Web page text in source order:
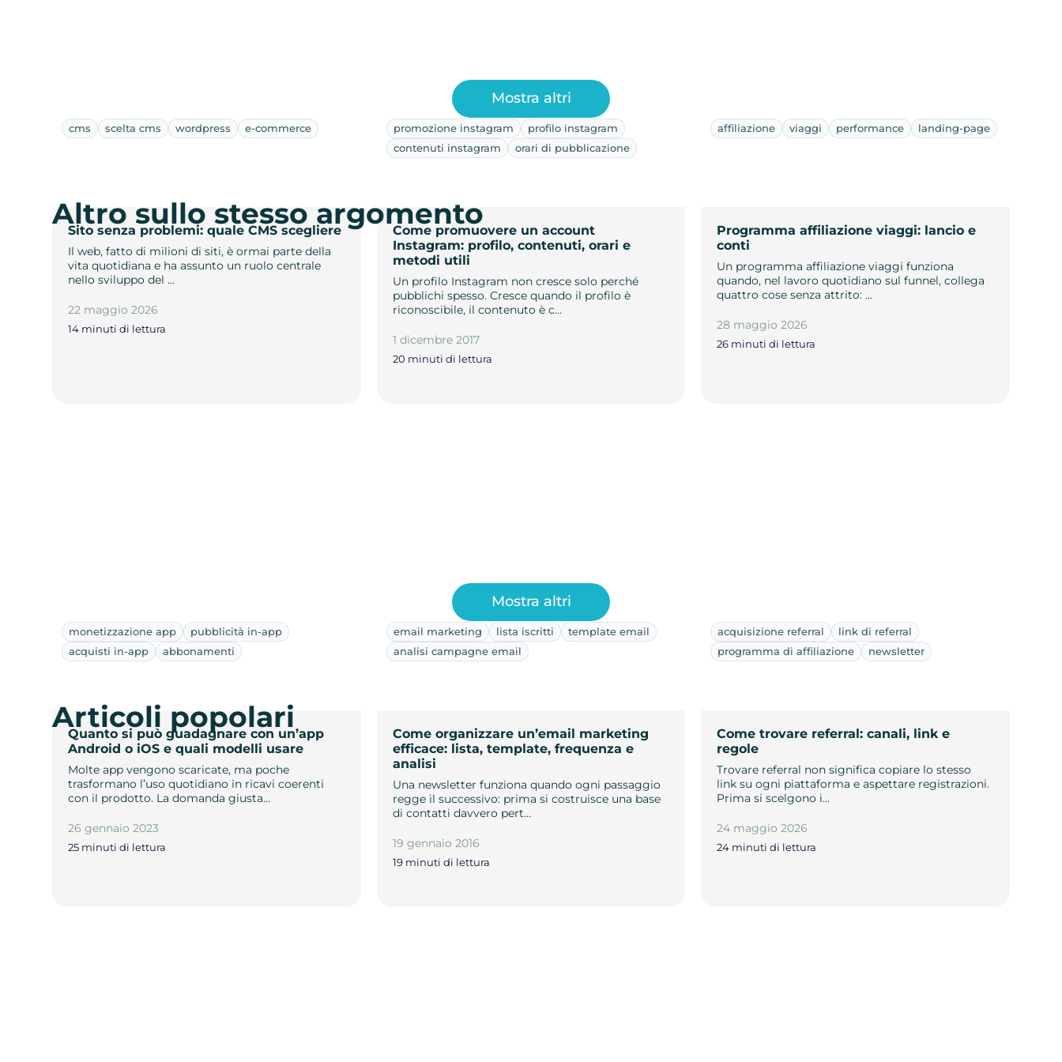
cms scelta cms wordpress e-commerce
Sito senza problemi: quale CMS scegliere
Il web, fatto di milioni di siti, è ormai parte della
vita quotidiana e ha assunto un ruolo centrale
nello sviluppo del …
22 maggio 2026
14 minuti di lettura
promozione instagram
profilo instagram
contenuti instagram
orari di pubblicazione
Come promuovere un account
Instagram: profilo, contenuti, orari e
metodi utili
Un profilo Instagram non cresce solo perché
pubblichi spesso. Cresce quando il profilo è
riconoscibile, il contenuto è c…
1 dicembre 2017
20 minuti di lettura
affiliazione viaggi performance landing-page
Programma affiliazione viaggi: lancio e
conti
Un programma affiliazione viaggi funziona
quando, nel lavoro quotidiano sul funnel, collega
quattro cose senza attrito: …
28 maggio 2026
26 minuti di lettura
Mostra altri
Altro sullo stesso argomento
monetizzazione app
pubblicità in-app
acquisti in-app
abbonamenti
Quanto si può guadagnare con un’app
Android o iOS e quali modelli usare
Molte app vengono scaricate, ma poche
trasformano l’uso quotidiano in ricavi coerenti
con il prodotto. La domanda giusta…
26 gennaio 2023
25 minuti di lettura
email marketing lista iscritti
template email
analisi campagne email
Come organizzare un’email marketing
efficace: lista, template, frequenza e
analisi
Una newsletter funziona quando ogni passaggio
regge il successivo: prima si costruisce una base
di contatti davvero pert…
19 gennaio 2016
19 minuti di lettura
acquisizione referral
link di referral
programma di affiliazione
newsletter
Come trovare referral: canali, link e
regole
Trovare referral non significa copiare lo stesso
link su ogni piattaforma e aspettare registrazioni.
Prima si scelgono i…
24 maggio 2026
24 minuti di lettura
Mostra altri
Articoli popolari